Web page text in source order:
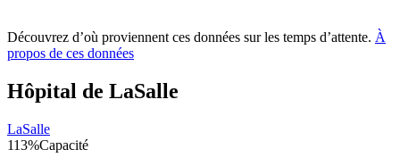
Découvrez d’où proviennent ces données sur les temps d’attente. À
propos de ces données
Hôpital de LaSalle
LaSalle
113%Capacité